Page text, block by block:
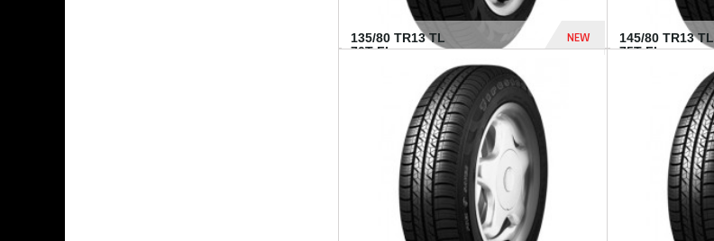
135/80 TR13 TL
70T FI...
NEW
145/80 TR13 TL
75T FI...